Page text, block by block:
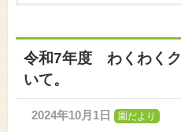
令和7年度 わくわく
いて。
2024年10月1日 園だより